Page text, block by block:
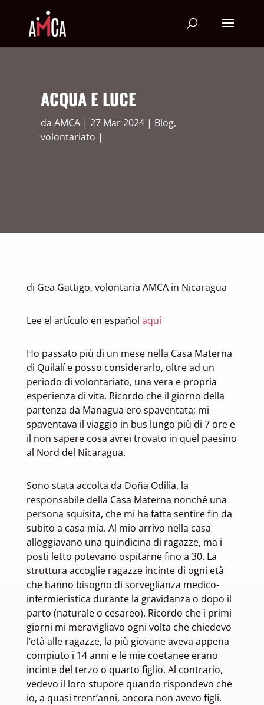
ACQUA E LUCE
da AMCA 27 Mar 2024 Blog,
volontariato
di Gea Gattigo, volontaria AMCA in Nicaragua
Lee el artículo en español aquí
Ho passato più di un mese nella Casa Materna
di Quilalí e posso considerarlo, oltre ad un
periodo di volontariato, una vera e propria
esperienza di vita. Ricordo che il giorno della
partenza da Managua ero spaventata; mi
spaventava il viaggio in bus lungo più di 7 ore e
il non sapere cosa avrei trovato in quel paesino
al Nord del Nicaragua.
Sono stata accolta da Doña Odilia, la
responsabile della Casa Materna nonché una
persona squisita, che mi ha fatta sentire fin da
subito a casa mia. Al mio arrivo nella casa
alloggiavano una quindicina di ragazze, ma i
posti letto potevano ospitarne fino a 30. La
struttura accoglie ragazze incinte di ogni età
che hanno bisogno di sorveglianza medico-
infermieristica durante la gravidanza o dopo il
parto (naturale o cesareo). Ricordo che i primi
giorni mi meravigliavo ogni volta che chiedevo
l’età alle ragazze, la più giovane aveva appena
compiuto i 14 anni e le mie coetanee erano
incinte del terzo o quarto figlio. Al contrario,
vedevo il loro stupore quando rispondevo che
io, a quasi trent’anni, ancora non avevo figli.